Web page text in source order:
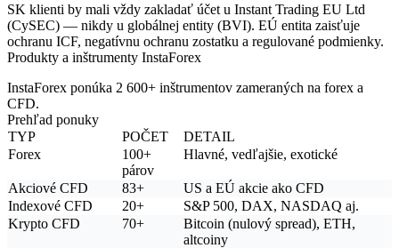
SK klienti by mali vždy zakladať účet u Instant Trading EU Ltd
(CySEC) — nikdy u globálnej entity (BVI). EÚ entita zaisťuje
ochranu ICF, negatívnu ochranu zostatku a regulované podmienky.
Produkty a inštrumenty InstaForex
InstaForex ponúka 2 600+ inštrumentov zameraných na forex a
CFD.
Prehľad ponuky
TYP
POČET
DETAIL
Forex
100+
párov
Hlavné, vedľajšie, exotické
Akciové CFD 83+
US a EÚ akcie ako CFD
Indexové CFD
20+
S&P 500, DAX, NASDAQ aj.
Krypto CFD
70+
Bitcoin (nulový spread), ETH,
altcoiny